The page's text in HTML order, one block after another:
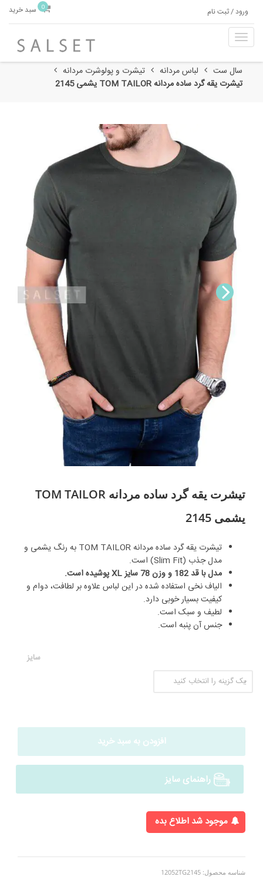
ورود / ثبت نام 0 سبد خرید
T
o
g
g
l
سال ست لباس مردانه
تیشرت و پولوشرت مردانه
تیشرت یقه گرد ساده مردانه TOM TAILOR یشمی 2145
Nex
t
تیشرت یقه گرد ساده مردانه TOM TAILOR
یشمی 2145
تیشرت یقه گرد ساده مردانه TOM TAILOR به رنگ یشمی و
مدل جذب (Slim Fit) است.
مدل با قد 182 و وزن 78 سایز XL پوشیده است.
الیاف نخی استفاده شده در این لباس علاوه بر لطافت، دوام و
کیفیت بسیار خوبی دارد.
لطیف و سبک است.
جنس آن پنبه است.
سایز
افزودن به سبد خرید
راهنمای سایز
موجود شد اطلاع بده
شناسه محصول: 12052TG2145